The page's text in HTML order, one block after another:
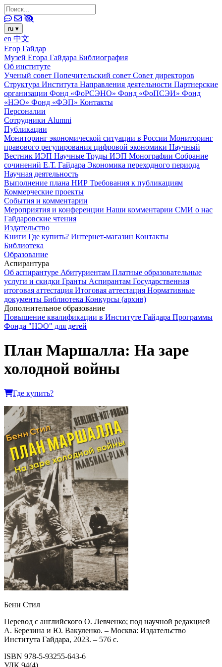
ru ▾
en 中文
Егор Гайдар
Музей Егора Гайдара Библиография
Об институте
Ученый совет Попечительский совет Совет директоров
Структура Института Направления деятельности Партнерские
организации Фонд «ФоРСЭНО» Фонд «ФоПСЭИ» Фонд
«НЭО» Фонд «ФЭП» Контакты
Персоналии
Сотрудники Alumni
Публикации
Мониторинг экономической ситуации в России Мониторинг
правового регулирования цифровой экономики Научный
Вестник ИЭП Научные Труды ИЭП Монографии Собрание
сочинений Е.Т. Гайдара Экономика переходного периода
Научная деятельность
Выполнение плана НИР Требования к публикациям
Коммерческие проекты
События и комментарии
Мероприятия и конференции Наши комментарии СМИ о нас
Гайдаровские чтения
Издательство
Книги Где купить? Интернет-магазин Контакты
Библиотека
Образование
Аспирантура
Об аспирантуре Абитуриентам Платные образовательные
услуги и скидки Гранты Аспирантам Государственная
итоговая аттестация Итоговая аттестация Нормативные
документы Библиотека Конкурсы (архив)
Дополнительное образование
Повышение квалификации в Институте Гайдара Программы
Фонда "НЭО" для детей
План Маршалла: На заре
холодной войны
Где купить?
Бенн Стил
Перевод с английского О. Левченко; под научной редакцией
А. Березина и Ю. Вакуленко. – Москва: Издательство
Института Гайдара, 2023. – 576 с.
ISBN 978-5-93255-643-6
УДК 94(4)